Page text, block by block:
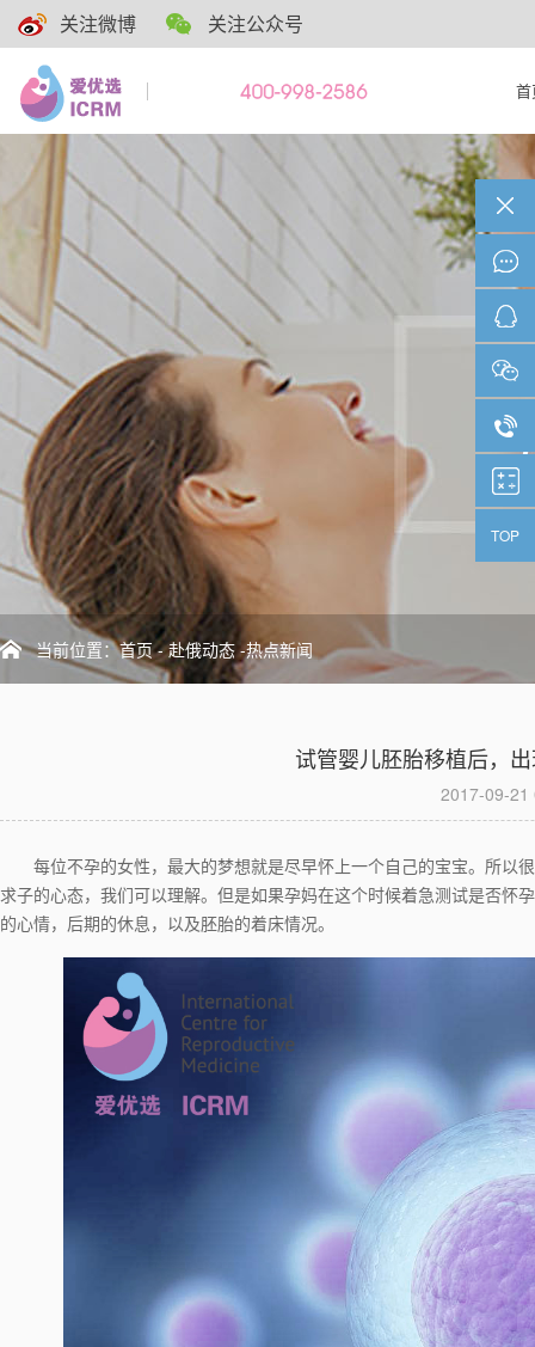
关注微博 关注公众号
TOP
当前位置：首页-赴俄动态-热点新闻
试管婴儿胚胎移植后，
2017-09-21
每位不孕的女性，最大的梦想就是尽早怀上一个自己的宝宝。所以
求子的心态，我们可以理解。但是如果孕妈在这个时候着急测试是否怀
的心情，后期的休息，以及胚胎的着床情况。